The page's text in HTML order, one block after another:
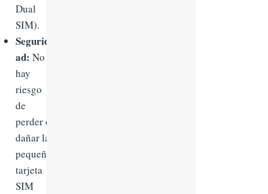
Dual
SIM).
Segurid
ad: No
hay
riesgo
de
perder o
dañar la
pequeña
tarjeta
SIM